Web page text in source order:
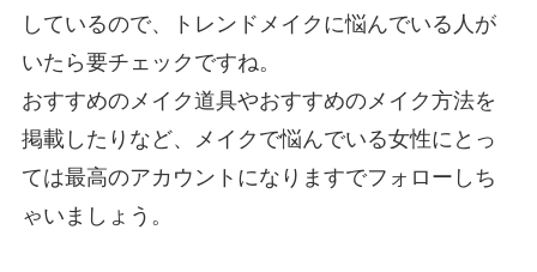
しているので、トレンドメイクに悩んでいる人が
いたら要チェックですね。
おすすめのメイク道具やおすすめのメイク方法を
掲載したりなど、メイクで悩んでいる女性にとっ
ては最高のアカウントになりますでフォローしち
ゃいましょう。